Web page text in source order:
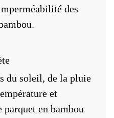
des
du soleil, de la pluie
et
en bambou